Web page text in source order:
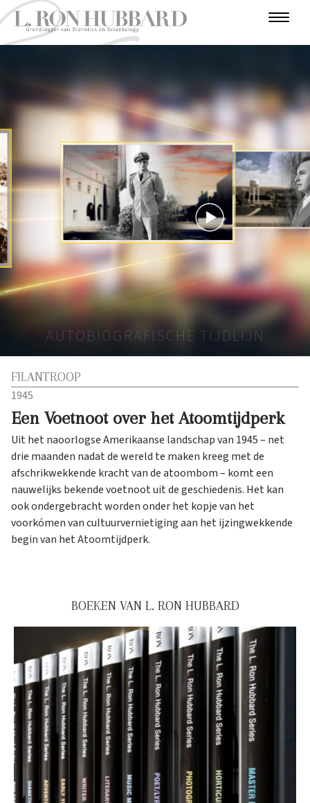
BEKIJK DE VIDEO
N
T
R
O
D
U
C
T
F
I
L
A
T
R
O
O
O
O
R
L
O
G
S
J
A
R
A
T
E
U
R
U
N
I
V
E
R
S
T
A
V
O
N
U
R
I
E
R
E
R
R
S
T
E
D
E
B
E
G
I
N
J
A
R
N
AUTOBIOGRAFISCHE TIJDLIJN
FILANTROOP
1945
Een Voetnoot over het Atoomtijdperk
Uit het naoorlogse Amerikaanse landschap van 1945 – net
drie maanden nadat de wereld te maken kreeg met de
afschrikwekkende kracht van de atoombom – komt een
nauwelijks bekende voetnoot uit de geschiedenis. Het kan
ook ondergebracht worden onder het kopje van het
voorkómen van cultuurvernietiging aan het ijzingwekkende
begin van het Atoomtijdperk.
BOEKEN VAN L. RON HUBBARD